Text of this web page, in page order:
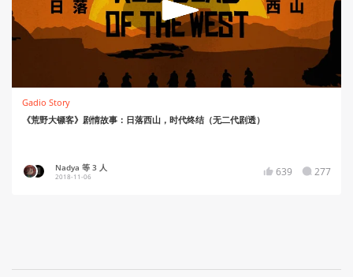
Gadio Story
《荒野大镖客》剧情故事：日落西山，时代终结（无二代剧透）
Nadya 等 3 人
2018-11-06 639 277